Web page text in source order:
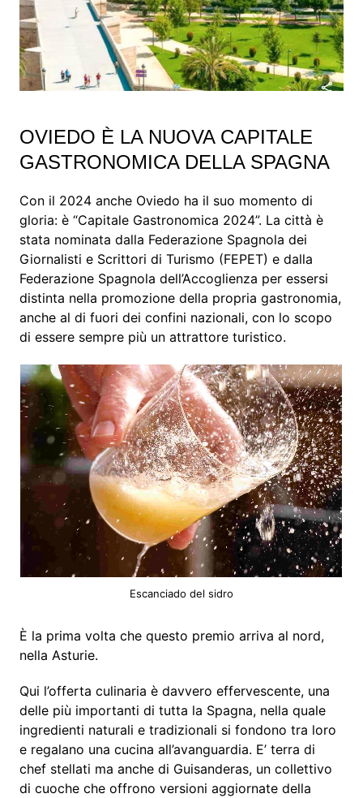
OVIEDO È LA NUOVA CAPITALE
GASTRONOMICA DELLA SPAGNA
Con il 2024 anche Oviedo ha il suo momento di
gloria: è “Capitale Gastronomica 2024”. La città è
stata nominata dalla Federazione Spagnola dei
Giornalisti e Scrittori di Turismo (FEPET) e dalla
Federazione Spagnola dell’Accoglienza per essersi
distinta nella promozione della propria gastronomia,
anche al di fuori dei confini nazionali, con lo scopo
di essere sempre più un attrattore turistico.
Escanciado del sidro
È la prima volta che questo premio arriva al nord,
nella Asturie.
Qui l’offerta culinaria è davvero effervescente, una
delle più importanti di tutta la Spagna, nella quale
ingredienti naturali e tradizionali si fondono tra loro
e regalano una cucina all’avanguardia. E’ terra di
chef stellati ma anche di Guisanderas, un collettivo
di cuoche che offrono versioni aggiornate della